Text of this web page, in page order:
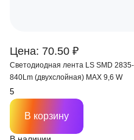
Цена: 70.50 ₽
Светодиодная лента LS SMD
840Lm (двухслойная) MAX 9,6 W
В корзину